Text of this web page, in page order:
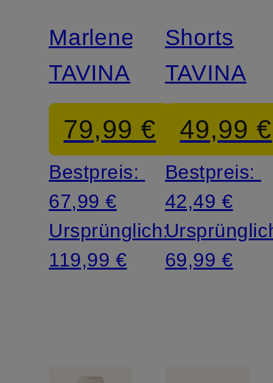
Marlenehose
TAVINA
79,99 €
Bestpreis:
67,99 €
Ursprünglich:
119,99 €
Shorts
TAVINA
49,99 €
Bestpreis:
42,49 €
69,99 €